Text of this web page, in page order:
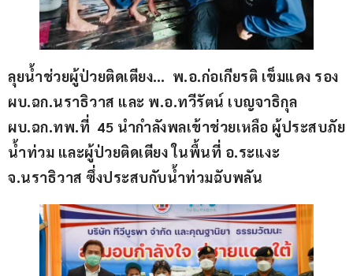
ลุยน้ำช่วยผู้ป่วยติดเตียง…  พ.อ.ก่อเกียรติ เข็มแดง รอง
ผบ.ฉก.นราธิวาส และ พ.อ.ทวีรัตน์ เบญจาธิกุล
ผบ.ฉก.ทพ.ที่  45 นำกำลังพลเข้าช่วยเหลือ ผู้ประสบภัย
น้ำท่วม และผู้ป่วยติดเตียง ในพื้นที่ อ.ระแงะ
จ.นราธิวาส ซึ่งประสบกับน้ำท่วมฉับพลัน